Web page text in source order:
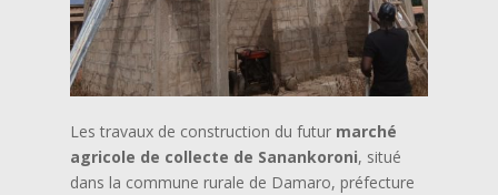
Les travaux de construction du futur marché
agricole de collecte de Sanankoroni, situé
dans la commune rurale de Damaro, préfecture